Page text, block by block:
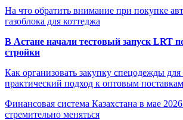
На что обратить внимание при покупке
газоблока для коттеджа
В Астане начали тестовый запуск LRT
стройки
Как организовать закупку спецодежды
практический подход к оптовым поставкам
Финансовая система Казахстана в мае 2026
стремительно меняться